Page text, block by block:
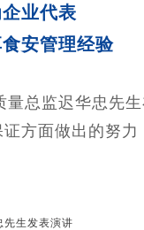
业代表
安管理经验
总监迟华忠先生
方面做出的努力
先生发表演讲